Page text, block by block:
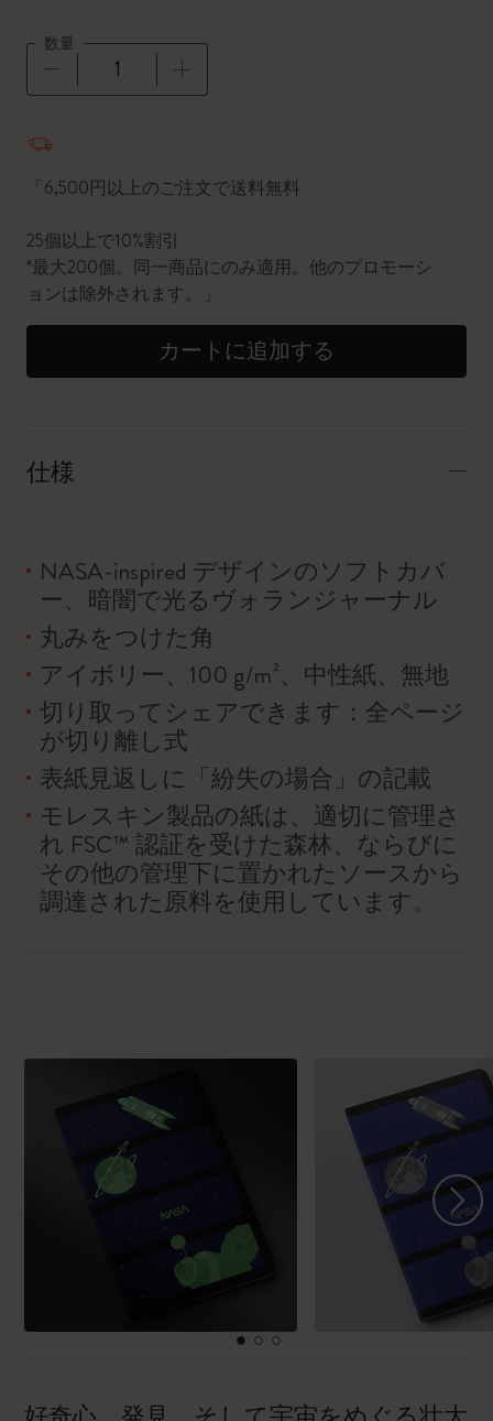
数量
「6,500円以上のご注文で送料無料
25個以上で10%割引
*最大200個。同一商品にのみ適用。他のプロモーシ
ョンは除外されます。」
カートに追加する
仕様
NASA-inspired デザインのソフトカバ
ー、暗闇で光るヴォランジャーナル
丸みをつけた角
アイボリー、100 g/m²、中性紙、無地
切り取ってシェアできます：全ページ
が切り離し式
表紙見返しに「紛失の場合」の記載
モレスキン製品の紙は、適切に管理さ
れ FSC™ 認証を受けた森林、ならびに
その他の管理下に置かれたソースから
調達された原料を使用しています。